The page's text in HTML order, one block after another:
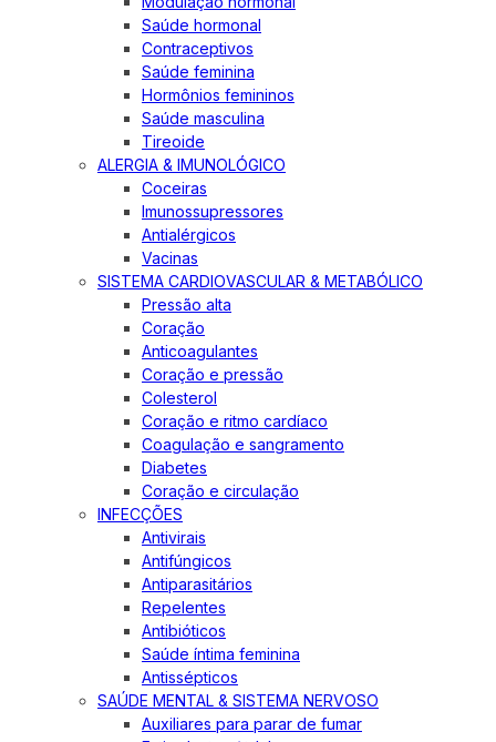
Saúde hormonal
Contraceptivos
Saúde feminina
Hormônios femininos
Saúde masculina
Tireoide
ALERGIA & IMUNOLÓGICO
Coceiras
Imunossupressores
Antialérgicos
Vacinas
SISTEMA CARDIOVASCULAR & METABÓLICO
Pressão alta
Coração
Anticoagulantes
Coração e pressão
Colesterol
Coração e ritmo cardíaco
Coagulação e sangramento
Diabetes
Coração e circulação
INFECÇÕES
Antivirais
Antifúngicos
Antiparasitários
Repelentes
Antibióticos
Saúde íntima feminina
Antissépticos
SAÚDE MENTAL & SISTEMA NERVOSO
Auxiliares para parar de fumar